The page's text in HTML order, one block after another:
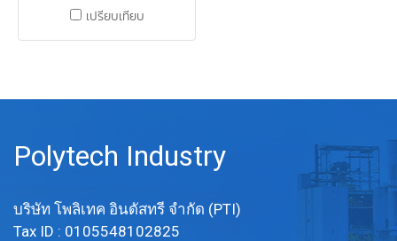
ผ้าใบ 1 ชั้น Size Thickness 25
เป็นเชื้อรา เสริมผ้าใบเพิ่มความแข็ง
@PTIRUBBER Tel: 022577154 /
MB : 0863077319
เปรียบเทียบ
Polytech Industry
บริษัท โพลิเทค อินดัสทรี จำกัด (PTI)
Tax ID : 0105548102825